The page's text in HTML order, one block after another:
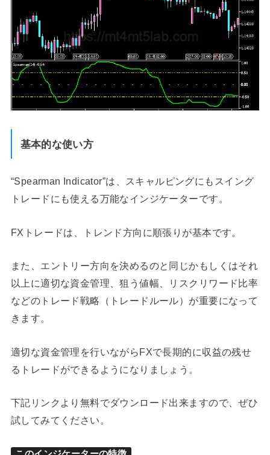
基本的な使い方
“Spearman Indicator”は、スキャルピングにもスイング
トレードにも使える万能なインジケーターです。
FXトレードは、トレンド方向に順張りが基本です。
また、エントリー方向を決めるのと同じかもしくはそれ
以上に適切な資金管理、狙う値幅、リスクリワード比率
などのトレード戦略（トレードルール）が重要になって
きます。
適切な資金管理を行いながらFXで長期的に収益の残せ
るトレードができるようになりましょう。
下記リンクより無料でダウンロード出来ますので、ぜひ
試してみてください。